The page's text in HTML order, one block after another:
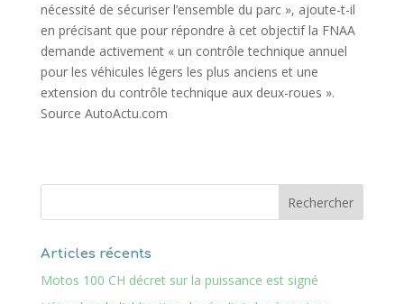
nécessité de sécuriser l’ensemble du parc », ajoute-t-il
en précisant que pour répondre à cet objectif la FNAA
demande activement « un contrôle technique annuel
pour les véhicules légers les plus anciens et une
extension du contrôle technique aux deux-roues ».
Source AutoActu.com
Articles récents
Motos 100 CH décret sur la puissance est signé